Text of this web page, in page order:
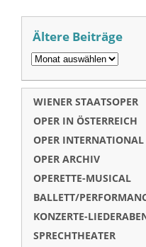
Ältere Beiträge
WIENER STAATSOPER
OPER IN ÖSTERREICH
OPER INTERNATIONAL
OPER ARCHIV
OPERETTE-MUSICAL
BALLETT/
KONZERTE-
SPRECHTHEATER